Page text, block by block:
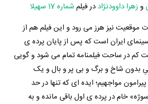
و زهرا داوودنژاد در فیلم شماره 17 سهیلا
موقعیت نیز هرز می رود و این فیلم هم از
سینمای ایران است که پس از پایان پرده ی
کم در ساحت فیلمنامه تمام می شود و گویی
بدون شاخ و برگ و بی پر و بال و یک
مواجهیم؛ ایده ای که تنها در حد
خام در پرده ی اول باقی مانده و به